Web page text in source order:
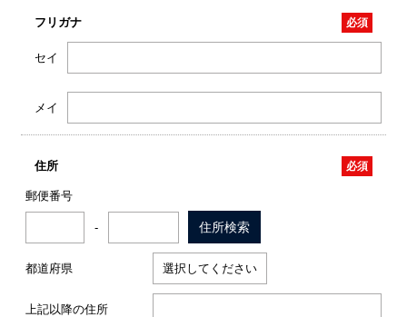
フリガナ
セイ
メイ
住所
郵便番号
- 住所検索
都道府県
上記以降の住所